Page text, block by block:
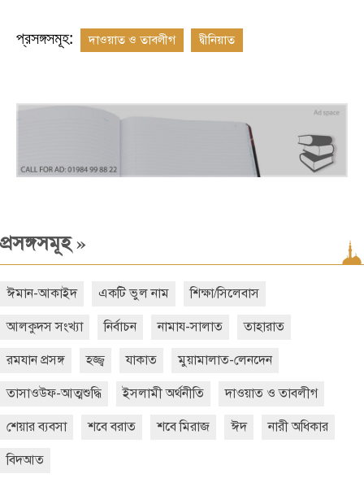
প্রসঙ্গসমূহ: দাওয়াত ও তাবলীগ দ্বীনিয়াত
প্রসঙ্গসমূহ»
ঈমান-আকাইদ একটি ভুল নাম শিক্ষা/সিলেবাস
আলকুদস সংখ্যা নির্বাচন নামায-সালাত তাহারাত
রমযান প্রসঙ্গ হজ্জ্ব যাকাত মুয়ামালাত-লেনদেন
তাসাওউফ-আত্মশুদ্ধি ইসলামী অর্থনীতি দাওয়াত ও তাবলীগ
শেয়ার ব্যবসা শবে বরাত শবে মিরাজ ঈদ নারী অধিকার
বিদআত